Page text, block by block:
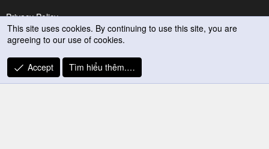
Privacy Policy
Trợ giúp
R
S
This site uses cookies. By continuing to use this site, you are
agreeing to our use of cookies.
Accept Tìm hiểu thêm.…